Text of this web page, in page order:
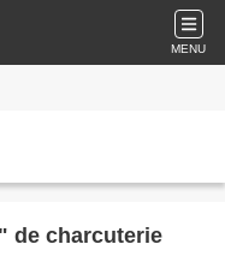
MENU
de charcuterie